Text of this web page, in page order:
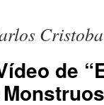
de